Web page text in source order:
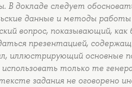
В докладе следует
данные и методы
вопрос, показывающий,
презентацией,
иллюстрирующий основные
только те
тексте задания не